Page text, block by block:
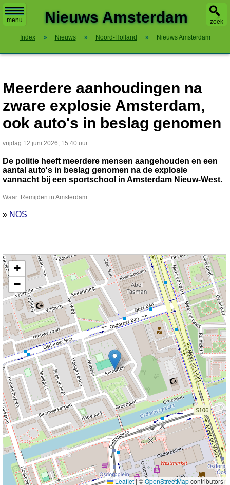
menu zoek
Nieuws Amsterdam
Index » Nieuws » Noord-Holland » Nieuws Amsterdam
Meerdere aanhoudingen na
zware explosie Amsterdam,
ook auto's in beslag genomen
vrijdag 12 juni 2026, 15:40 uur
De politie heeft meerdere mensen aangehouden en een
aantal auto's in beslag genomen na de explosie
vannacht bij een sportschool in Amsterdam Nieuw-West.
Waar: Remijden in Amsterdam
» NOS
Kaart nieuws Amsterdam. Locatie nieuws: 52.36159 / 4.80323 Remijden
+
−
Leaflet|©OpenStreetMapcontributors